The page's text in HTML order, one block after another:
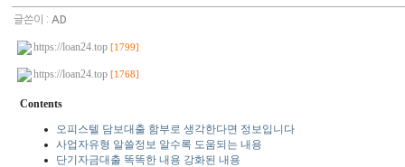
글쓴이 :AD
https://loan24.top [1799]
https://loan24.top [1768]
Contents
오피스텔 담보대출 함부로 생각한다면 정보입니다
사업자유형 알쓸정보 알수록 도움되는 내용
단기자금대출 똑똑한 내용 강화된 내용